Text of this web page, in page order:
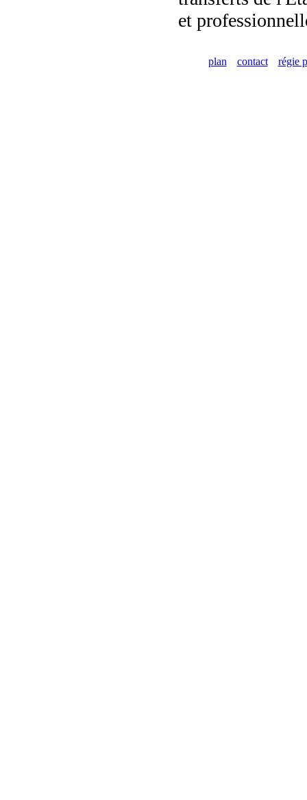
et
plan contact régie